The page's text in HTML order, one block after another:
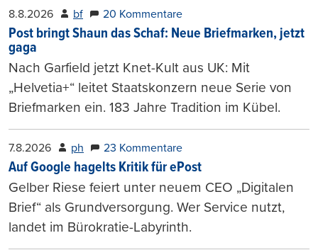
8.8.2026 bf 20 Kommentare
Post bringt Shaun das Schaf: Neue Briefmarken, jetzt
gaga
Nach Garfield jetzt Knet-Kult aus UK: Mit
„Helvetia+“ leitet Staatskonzern neue Serie von
Briefmarken ein. 183 Jahre Tradition im Kübel.
7.8.2026 ph 23 Kommentare
Auf Google hagelts Kritik für ePost
Gelber Riese feiert unter neuem CEO „Digitalen
Brief“ als Grundversorgung. Wer Service nutzt,
landet im Bürokratie-Labyrinth.